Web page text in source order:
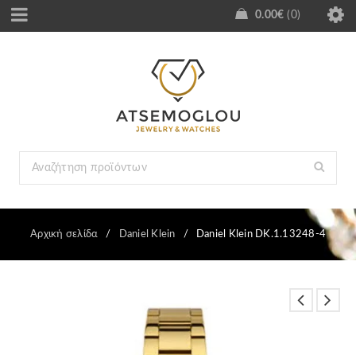
0.00€ 0
Αρχική σελίδα / Daniel Klein / Daniel Klein DK.1.13248-4